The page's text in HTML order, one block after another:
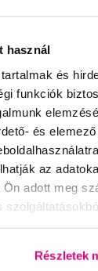
használ
és
funkciók
és
az
adott meg
Részletek
fehérítő